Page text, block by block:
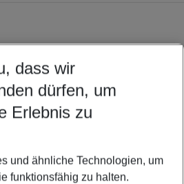
Ihren Wünschen
5-8 Nächte
Kinder
dass wir
dürfen, um
Erlebnis zu
und ähnliche Technologien, um
funktionsfähig zu halten.